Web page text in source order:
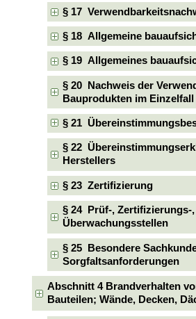
§ 17
§ 18 Allgemeine
§ 19 Allgemeines
§ 20 Nachweis der
Bauprodukten im Einzelfall
§ 21
§ 22
Herstellers
§ 23 Zertifizierung
§ 24 Prüf-, Zertifizierungs-,
Überwachungsstellen
§ 25 Besondere
Sorgfaltsanforderungen
Abschnitt 4 Brandverhalten
Bauteilen; Wände, Decken,